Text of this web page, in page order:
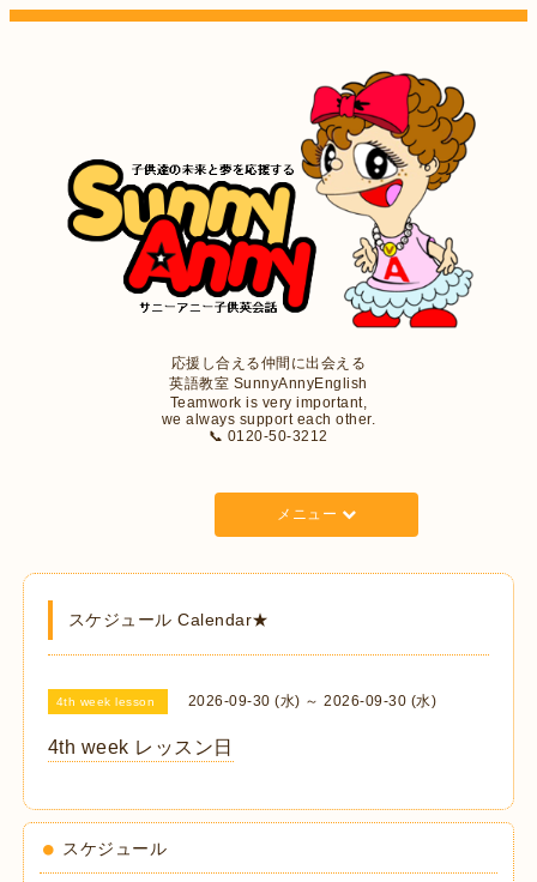
応援し合える仲間に出会える
英語教室 SunnyAnnyEnglish
Teamwork is very important,
we always support each other.
📞 0120-50-3212
メニュー
スケジュール Calendar★
4th week lesson 2026-09-30 (水) ～ 2026-09-30 (水)
4th week レッスン日
スケジュール